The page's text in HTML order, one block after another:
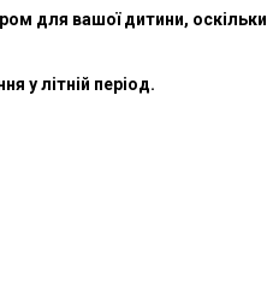
для вашої дитини, оскільки
у літній період.